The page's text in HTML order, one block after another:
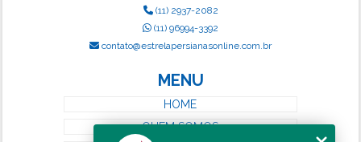
(11) 2937-2082
(11) 96994-3392
contato@estrelapersianasonline.com.br
MENU
HOME
QUEM SOMOS